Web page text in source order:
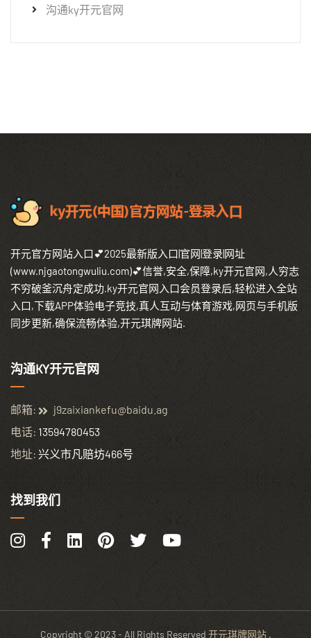
沟通ky开元官网
开元官方网站入口💕2025最新版入口|官网|登录|网址
(www.njgaotongwuliu.com)💕信誉,安全,保障,ky开元官网,人穷志
不穷破釜沉舟定成功.ky开元官网入口会员登录后,轻松进入全站
入口,下载APP体验电子竞技,真人互动与体育游戏,网页与手机版
同步更新,确保流畅体验,开元琪牌网站.
沟通KY开元官网
邮箱:
j9zaixiankefu@baidu.ag
电话: 13594780453
地址: 兴义市凡赔坊466号
找到我们
Copyright © 2023 - All Rights Reserved 开元琪牌网站.